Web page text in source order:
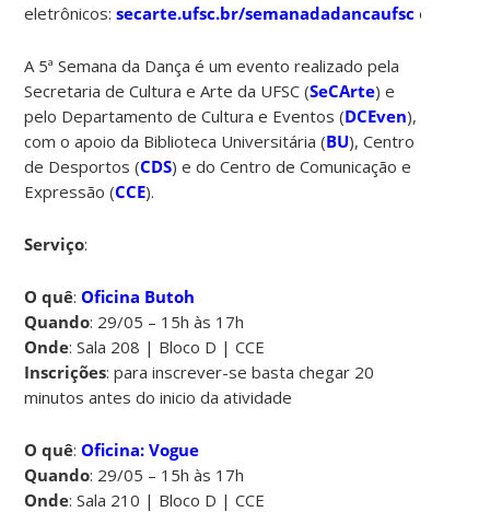
eletrônicos:secarte.ufsc.br/semanadadancaufsc e
A 5ª Semana da Dança é um evento realizado pela
Secretaria de Cultura e Arte da UFSC (SeCArte) e
pelo Departamento de Cultura e Eventos (DCEven),
com o apoio da Biblioteca Universitária (BU), Centro
de Desportos (CDS) e do Centro de Comunicação e
Expressão (CCE).
Serviço:
O quê:Oficina Butoh
Quando: 29/05 – 15h às 17h
Onde: Sala 208 | Bloco D | CCE
Inscrições: para inscrever-se basta chegar 20
minutos antes do inicio da atividade
O quê:Oficina: Vogue
Quando: 29/05 – 15h às 17h
Onde: Sala 210 | Bloco D | CCE